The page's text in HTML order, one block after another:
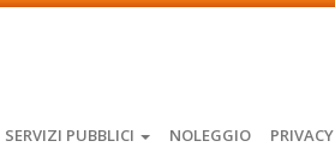
SERVIZI PUBBLICI NOLEGGIO PRIVACY